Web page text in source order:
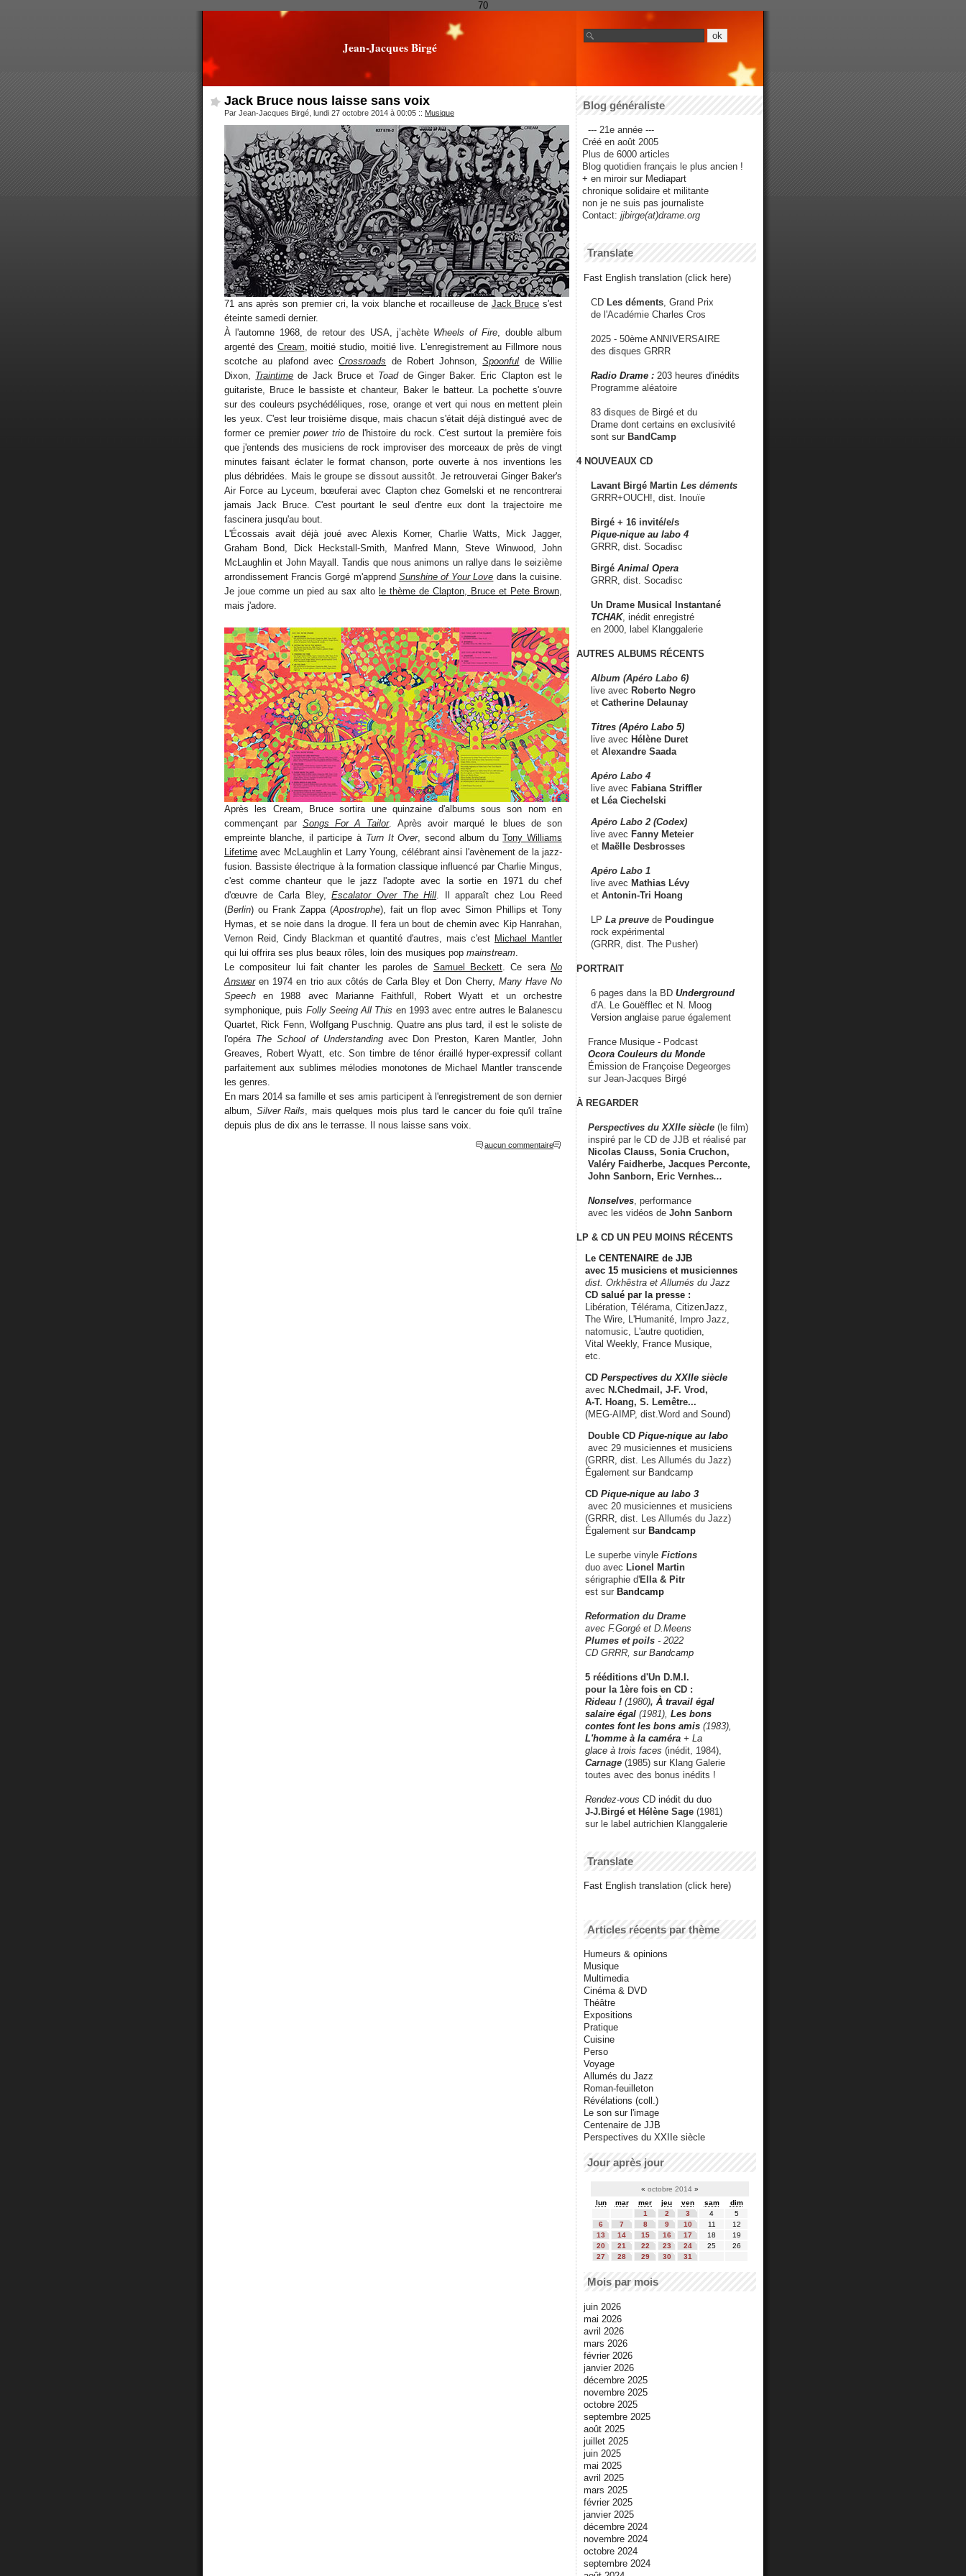
70
Jean-Jacques Birgé
Jack Bruce nous laisse sans voix
Par Jean-Jacques Birgé, lundi 27 octobre 2014 à 00:05 :: Musique
71 ans après son premier cri, la voix blanche et rocailleuse de Jack Bruce s'est
éteinte samedi dernier.
À l'automne 1968, de retour des USA, j’achète Wheels of Fire , double album
argenté des Cream , moitié studio, moitié live. L'enregistrement au Fillmore nous
scotche au plafond avecCrossroads de Robert Johnson,Spoonful de Willie
Dixon, Traintime de Jack Bruce et Toadde Ginger Baker. Eric Clapton est le
guitariste, Bruce le bassiste et chanteur, Baker le batteur. La pochette s'ouvre
sur des couleurs psychédéliques, rose, orange et vert qui nous en mettent plein
les yeux. C'est leur troisième disque, mais chacun s'était déjà distingué avec de
former ce premierpower triode l'histoire du rock. C'est surtout la première fois
que j'entends des musiciens de rock improviser des morceaux de près de vingt
minutes faisant éclater le format chanson, porte ouverte à nos inventions les
plus débridées. Mais le groupe se dissout aussitôt. Je retrouverai Ginger Baker's
Air Force au Lyceum, bœuferai avec Clapton chez Gomelski et ne rencontrerai
jamais Jack Bruce. C'est pourtant le seul d'entre eux dont la trajectoire me
fascinera jusqu'au bout.
L'Écossais avait déjà joué avec Alexis Korner, Charlie Watts, Mick Jagger,
Graham Bond, Dick Heckstall-Smith, Manfred Mann, Steve Winwood, John
McLaughlin et John Mayall. Tandis que nous animons un rallye dans le seizième
arrondissement Francis Gorgé m'apprend Sunshine of Your Love dans la cuisine.
Je joue comme un pied au sax alto le thème de Clapton, Bruce et Pete Brown
mais j'adore.
Après les Cream, Bruce sortira une quinzaine d'albums sous son nom en
commençant parSongs For A Tailor. Après avoir marqué le blues de son
empreinte blanche, il participe à Turn It Over, second album duTony Williams
Lifetime avec McLaughlin et Larry Young, célébrant ainsi l'avènement de la jazz-
fusion. Bassiste électrique à la formation classique influencé par Charlie Mingus,
c'est comme chanteur que le jazz l'adopte avec la sortie en 1971 du chef
d'œuvre de Carla Bley,Escalator Over The Hill . Il apparaît chez Lou Reed
(Berlin) ou Frank Zappa (Apostrophe), fait un flop avec Simon Phillips et Tony
Hymas, et se noie dans la drogue. Il fera un bout de chemin avec Kip Hanrahan,
Vernon Reid, Cindy Blackman et quantité d'autres, mais c'est Michael Mantler
qui lui offrira ses plus beaux rôles, loin des musiques pop mainstream
Le compositeur lui fait chanter les paroles de Samuel Beckett . Ce seraNo
Answeren 1974 en trio aux côtés de Carla Bley et Don Cherry, Many Have No
Speech en 1988 avec Marianne Faithfull, Robert Wyatt et un orchestre
symphonique, puis Folly Seeing All This en 1993 avec entre autres le Balanescu
Quartet, Rick Fenn, Wolfgang Puschnig. Quatre ans plus tard, il est le soliste de
l'opéra The School of Understandingavec Don Preston, Karen Mantler, John
Greaves, Robert Wyatt, etc. Son timbre de ténor éraillé hyper-expressif collant
parfaitement aux sublimes mélodies monotones de Michael Mantler transcende
les genres.
En mars 2014 sa famille et ses amis participent à l'enregistrement de son dernier
album, Silver Rails , mais quelques mois plus tard le cancer du foie qu'il traîne
depuis plus de dix ans le terrasse. Il nous laisse sans voix.
aucun commentaire
Blog généraliste
--- 21e année ---
Créé en août 2005
Plus de 6000 articles
Blog quotidien français le plus ancien !
+ en miroir sur Mediapart
chronique solidaire et militante
non je ne suis pas journaliste
Contact: jjbirge(at)drame.org
Translate
Fast English translation (click here)
CD Les déments , Grand Prix
de l'Académie Charles Cros
2025 - 50ème ANNIVERSAIRE
des disques GRRR
Radio Drame : 203 heures d'inédits
Programme aléatoire
83 disques de Birgé et du
Drame dont certains en exclusivité
sont sur BandCamp
4 NOUVEAUX CD
Lavant Birgé Martin Les déments
GRRR+OUCH!, dist. Inouïe
Birgé + 16 invité/e/s
Pique-nique au labo 4
GRRR, dist. Socadisc
Birgé Animal Opera
GRRR, dist. Socadisc
Un Drame Musical Instantané
TCHAK, inédit enregistré
en 2000, label Klanggalerie
AUTRES ALBUMS RÉCENTS
Album (Apéro Labo 6)
live avec Roberto Negro
et Catherine Delaunay
Titres (Apéro Labo 5)
live avec Hélène Duret
et Alexandre Saada
Apéro Labo 4
live avec Fabiana Striffler
et Léa Ciechelski
Apéro Labo 2 (Codex)
live avec Fanny Meteier
et Maëlle Desbrosses
Apéro Labo 1
live avec Mathias Lévy
et Antonin-Tri Hoang
LP La preuve de Poudingue
rock expérimental
(GRRR, dist. The Pusher)
PORTRAIT
6 pages dans la BD Underground
d'A. Le Gouëfflec et N. Moog
Version anglaise parue également
France Musique - Podcast
Ocora Couleurs du Monde
Émission de Françoise Degeorges
sur Jean-Jacques Birgé
À REGARDER
Perspectives du XXIIe siècle (le film)
inspiré par le CD de JJB et réalisé par
Nicolas Clauss, Sonia Cruchon,
Valéry Faidherbe, Jacques Perconte,
John Sanborn, Eric Vernhes...
Nonselves , performance
avec les vidéos de John Sanborn
LP & CD UN PEU MOINS RÉCENTS
Le CENTENAIRE de JJB
avec 15 musiciens et musiciennes
dist. Orkhêstra et Allumés du Jazz
CD salué par la presse :
Libération, Télérama, CitizenJazz,
The Wire, L'Humanité, Impro Jazz,
natomusic, L'autre quotidien,
Vital Weekly, France Musique,
etc.
CD Perspectives du XXIIe siècle
avec N.Chedmail, J-F. Vrod,
A-T. Hoang, S. Lemêtre...
(MEG-AIMP, dist.Word and Sound)
Double CD Pique-nique au labo
avec 29 musiciennes et musiciens
(GRRR, dist. Les Allumés du Jazz)
Également sur Bandcamp
CD Pique-nique au labo 3
avec 20 musiciennes et musiciens
(GRRR, dist. Les Allumés du Jazz)
Également sur Bandcamp
Le superbe vinyle Fictions
duo avec Lionel Martin
sérigraphie d'Ella & Pitr
est sur Bandcamp
Reformation du Drame
avec F.Gorgé et D.Meens
Plumes et poils - 2022
CD GRRR, sur Bandcamp
5 rééditions d'Un D.M.I.
pour la 1ère fois en CD :
Rideau ! (1980), À travail égal
salaire égal (1981), Les bons
contes font les bons amis (1983),
L'homme à la caméra + La
glace à trois faces (inédit, 1984),
Carnage (1985) sur Klang Galerie
toutes avec des bonus inédits !
Rendez-vous CD inédit du duo
J-J.Birgé et Hélène Sage (1981)
sur le label autrichien Klanggalerie
Translate
Fast English translation (click here)
Articles récents par thème
Humeurs & opinions
Musique
Multimedia
Cinéma & DVD
Théâtre
Expositions
Pratique
Cuisine
Perso
Voyage
Allumés du Jazz
Roman-feuilleton
Révélations (coll.)
Le son sur l'image
Centenaire de JJB
Perspectives du XXIIe siècle
Jour après jour
« octobre 2014 »
lun
mar mer jeu ven sam
dim
1
2 3 4
5
6
7 8 9 10 11
12
13
14 15 16 17 18
19
20
21 22 23 24 25
26
27
28 29 30 31
Mois par mois
juin 2026
mai 2026
avril 2026
mars 2026
février 2026
janvier 2026
décembre 2025
novembre 2025
octobre 2025
septembre 2025
août 2025
juillet 2025
juin 2025
mai 2025
avril 2025
mars 2025
février 2025
janvier 2025
décembre 2024
novembre 2024
octobre 2024
septembre 2024